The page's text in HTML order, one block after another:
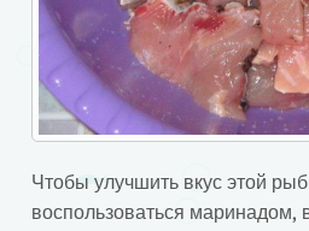
Чтобы улучшить вкус этой
воспользоваться